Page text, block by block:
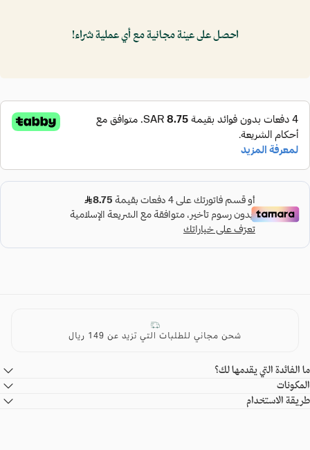
احصل على عينة مجانية مع أي عملية شراء!
شحن مجاني للطلبات التي تزيد عن 149 ريال
ما الفائدة التي يقدمها لك؟
المكونات
طريقة الاستخدام